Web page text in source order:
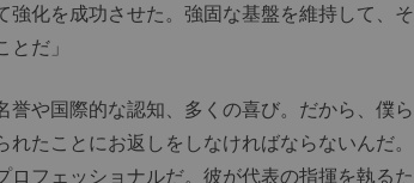
化を成功させた。強固な基盤を維持して、そ
だ」
や国際的な認知、多くの喜び。だから、僕ら
たことにお返しをしなければならないんだ。
フェッショナルだ。彼が代表の指揮を執るた